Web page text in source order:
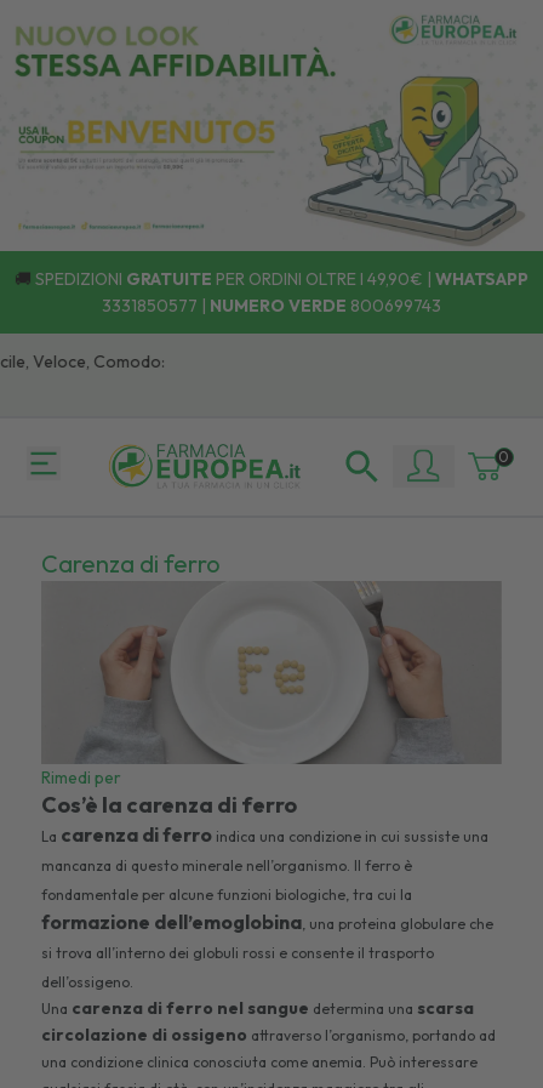
🚚 SPEDIZIONI GRATUITE PER ORDINI OLTRE I 49,90€ | WHATSAPP
3331850577 | NUMERO VERDE 800699743
Veloce, Comodo:
0
Carenza di ferro
Rimedi per
Cos’è la carenza di ferro
La carenza di ferro indica una condizione in cui sussiste una
mancanza di questo minerale nell’organismo. Il ferro è
fondamentale per alcune funzioni biologiche, tra cui la
formazione dell’emoglobina, una proteina globulare che
si trova all’interno dei globuli rossi e consente il trasporto
dell’ossigeno.
Una carenza di ferro nel sangue determina una scarsa
circolazione di ossigeno attraverso l’organismo, portando ad
una condizione clinica conosciuta come anemia. Può interessare